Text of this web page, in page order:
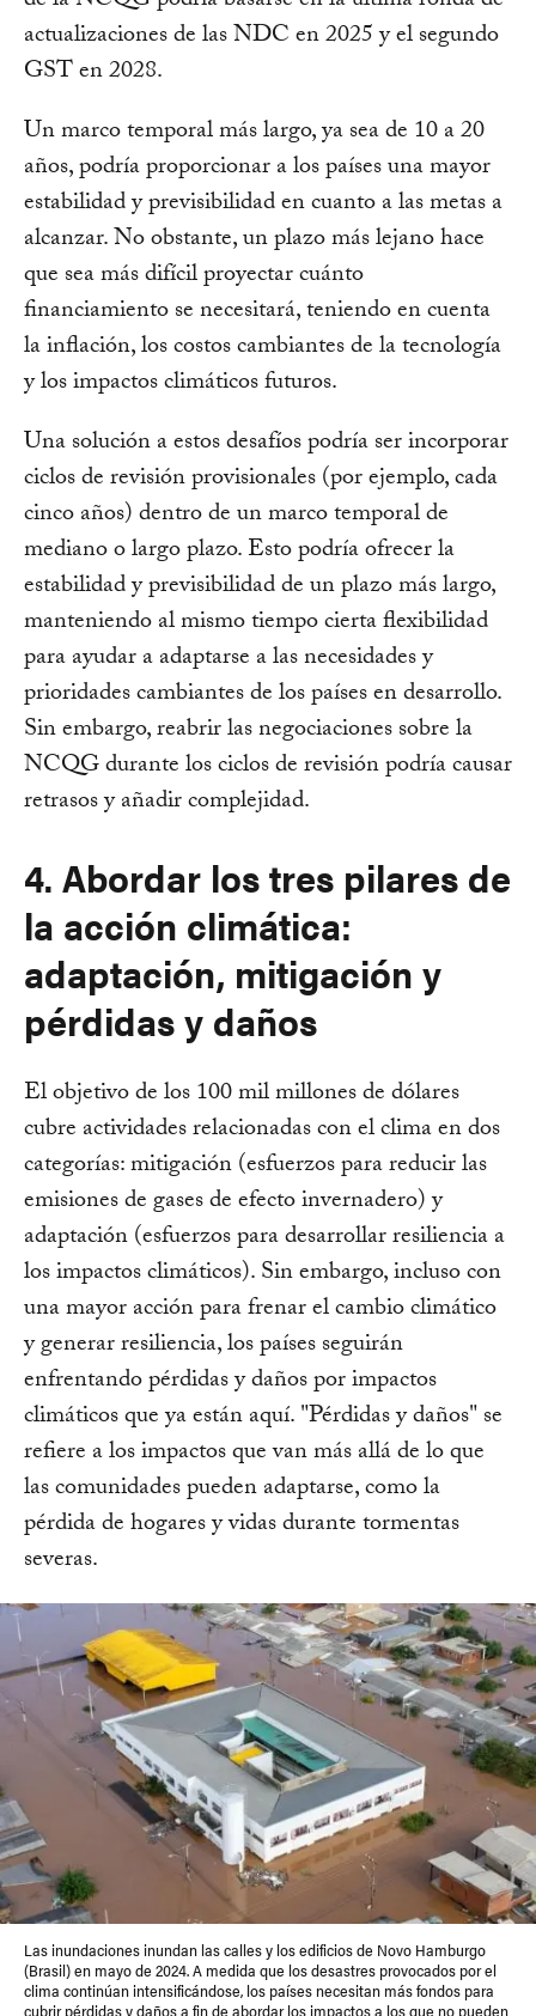
actualizaciones de las NDC en 2025 y el segundo
GST en 2028.
Un marco temporal más largo, ya sea de 10 a 20
años, podría proporcionar a los países una mayor
estabilidad y previsibilidad en cuanto a las metas a
alcanzar. No obstante, un plazo más lejano hace
que sea más difícil proyectar cuánto
financiamiento se necesitará, teniendo en cuenta
la inflación, los costos cambiantes de la tecnología
y los impactos climáticos futuros.
Una solución a estos desafíos podría ser incorporar
ciclos de revisión provisionales (por ejemplo, cada
cinco años) dentro de un marco temporal de
mediano o largo plazo. Esto podría ofrecer la
estabilidad y previsibilidad de un plazo más largo,
manteniendo al mismo tiempo cierta flexibilidad
para ayudar a adaptarse a las necesidades y
prioridades cambiantes de los países en desarrollo.
Sin embargo, reabrir las negociaciones sobre la
NCQG durante los ciclos de revisión podría causar
retrasos y añadir complejidad.
4. Abordar los tres pilares de
la acción climática:
adaptación, mitigación y
pérdidas y daños
El objetivo de los 100 mil millones de dólares
cubre actividades relacionadas con el clima en dos
categorías: mitigación (esfuerzos para reducir las
emisiones de gases de efecto invernadero) y
adaptación (esfuerzos para desarrollar resiliencia a
los impactos climáticos). Sin embargo, incluso con
una mayor acción para frenar el cambio climático
y generar resiliencia, los países seguirán
enfrentando pérdidas y daños por impactos
climáticos que ya están aquí. "Pérdidas y daños" se
refiere a los impactos que van más allá de lo que
las comunidades pueden adaptarse, como la
pérdida de hogares y vidas durante tormentas
severas.
Las inundaciones inundan las calles y los edificios de Novo Hamburgo
(Brasil) en mayo de 2024. A medida que los desastres provocados por el
clima continúan intensificándose, los países necesitan más fondos para
cubrir pérdidas y daños a fin de abordar los impactos a los que no pueden